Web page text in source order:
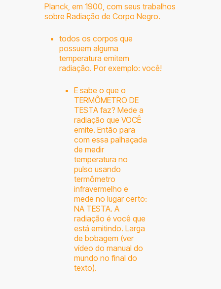
Planck, em 1900, com seus trabalhos
sobre Radiação de Corpo Negro.
todos os corpos que
possuem alguma
temperatura emitem
radiação. Por exemplo: você!
E sabe o que o
TERMÔMETRO DE
TESTA faz? Mede a
radiação que VOCÊ
emite. Então para
com essa palhaçada
de medir
temperatura no
pulso usando
termômetro
infravermelho e
mede no lugar certo:
NA TESTA. A
radiação é você que
está emitindo. Larga
de bobagem (ver
vídeo do manual do
mundo no final do
texto).